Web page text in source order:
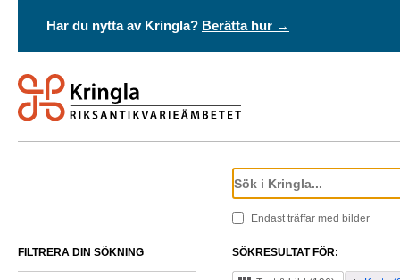
Har du nytta av Kringla? Berätta hur →
Endast träffar med bilder
SÖKRESULTAT FÖR:
FILTRERA DIN SÖKNING